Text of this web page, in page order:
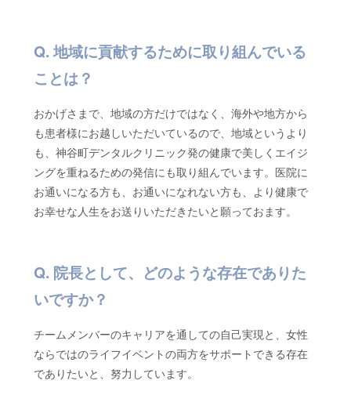
地域に貢献するために取り組んでいる
ことは？
おかげさまで、地域の方だけではなく、海外や地方から
も患者様にお越しいただいているので、地域というより
も、神谷町デンタルクリニック発の健康で美しくエイジ
ングを重ねるための発信にも取り組んでいます。医院に
お通いになる方も、お通いになれない方も、より健康で
お幸せな人生をお送りいただきたいと願っておます。
院長として、どのような存在でありた
いですか？
チームメンバーのキャリアを通しての自己実現と、女性
ならではのライフイベントの両方をサポートできる存在
でありたいと、努力しています。